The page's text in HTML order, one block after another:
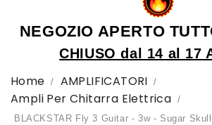
NEGOZIO APERTO
CHIUSO dal 14 al 17
Home
AMPLIFICATORI
Ampli Per Chitarra Elettrica
BLACKSTAR Fly 3 Guitar - 3w - Sugar